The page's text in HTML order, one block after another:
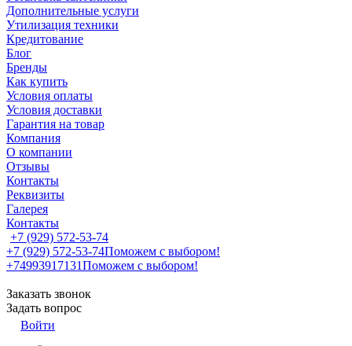
Дополнительные услуги
Утилизация техники
Кредитование
Блог
Бренды
Как купить
Условия оплаты
Условия доставки
Гарантия на товар
Компания
О компании
Отзывы
Контакты
Реквизиты
Галерея
Контакты
+7 (929) 572-53-74
+7 (929) 572-53-74Поможем с выбором!
+74993917131Поможем с выбором!
Заказать звонок
Задать вопрос
Войти